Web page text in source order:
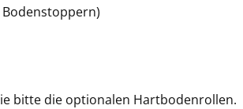
bitte die optionalen Hartbodenrollen.